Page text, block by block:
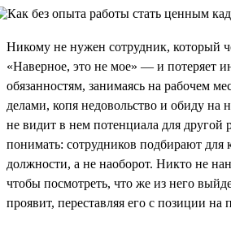
Никому не нужен сотрудник, который
«Наверное, это не мое» — и потеряет
обязанностям, занимаясь на рабочем
делами, копя недовольство и обиду на
не видит в нем потенциала для другой
понимать: сотрудников подбирают для
должности, а не наоборот. Никто не
чтобы посмотреть, что же из него
проявит, переставляя его с позиции на